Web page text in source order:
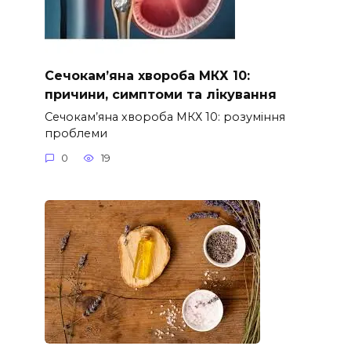
Сечокам’яна хвороба МКХ 10:
причини, симптоми та лікування
Сечокам’яна хвороба МКХ 10: розуміння
проблеми
0 19